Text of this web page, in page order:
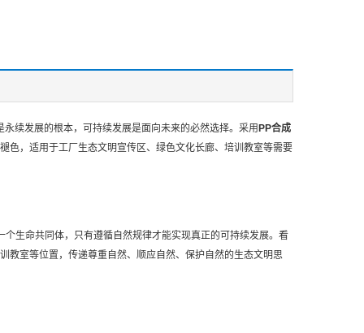
续发展的根本，可持续发展是面向未来的必然选择。采用 PP合成
色，适用于工厂生态文明宣传区、绿色文化长廊、培训教室等需要
生命共同体，只有遵循自然规律才能实现真正的可持续发展。看
教室等位置，传递尊重自然、顺应自然、保护自然的生态文明思